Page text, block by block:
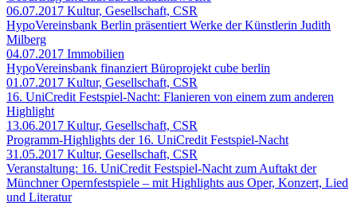
06.07.2017 Kultur, Gesellschaft, CSR
HypoVereinsbank Berlin präsentiert Werke der Künstlerin Judith
Milberg
04.07.2017 Immobilien
HypoVereinsbank finanziert Büroprojekt cube berlin
01.07.2017 Kultur, Gesellschaft, CSR
16. UniCredit Festspiel-Nacht: Flanieren von einem zum anderen
Highlight
13.06.2017 Kultur, Gesellschaft, CSR
Programm-Highlights der 16. UniCredit Festspiel-Nacht
31.05.2017 Kultur, Gesellschaft, CSR
Veranstaltung: 16. UniCredit Festspiel-Nacht zum Auftakt der
Münchner Opernfestspiele – mit Highlights aus Oper, Konzert, Lied
und Literatur